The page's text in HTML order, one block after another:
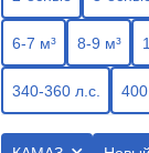
6-7 м³ 8-9 м³
340-360 л.с. 400